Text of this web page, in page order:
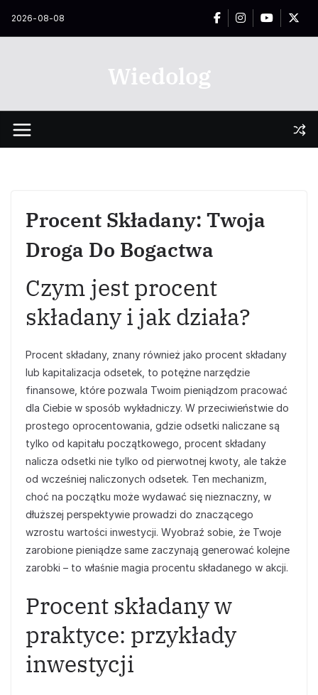
2026-08-08
Wiedolog
Procent Składany: Twoja
Droga Do Bogactwa
Czym jest procent
składany i jak działa?
Procent składany, znany również jako procent składany
lub kapitalizacja odsetek, to potężne narzędzie
finansowe, które pozwala Twoim pieniądzom pracować
dla Ciebie w sposób wykładniczy. W przeciwieństwie do
prostego oprocentowania, gdzie odsetki naliczane są
tylko od kapitału początkowego, procent składany
nalicza odsetki nie tylko od pierwotnej kwoty, ale także
od wcześniej naliczonych odsetek. Ten mechanizm,
choć na początku może wydawać się nieznaczny, w
dłuższej perspektywie prowadzi do znaczącego
wzrostu wartości inwestycji. Wyobraź sobie, że Twoje
zarobione pieniądze same zaczynają generować kolejne
zarobki – to właśnie magia procentu składanego w akcji.
Procent składany w
praktyce: przykłady
inwestycji